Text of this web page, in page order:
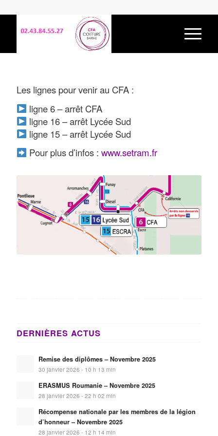
Les lignes pour venir au CFA :
ligne 6 – arrêt CFA
ligne 16 – arrêt Lycée Sud
ligne 15 – arrêt Lycée Sud
Pour plus d’infos : www.setram.fr
DERNIÈRES ACTUS
Remise des diplômes – Novembre 2025
30 janvier 2026 - 10 h 13 min
ERASMUS Roumanie – Novembre 2025
28 janvier 2026 - 22 h 02 min
Récompense nationale par les membres de la légion
d’honneur – Novembre 2025
28 janvier 2026 - 12 h 14 min